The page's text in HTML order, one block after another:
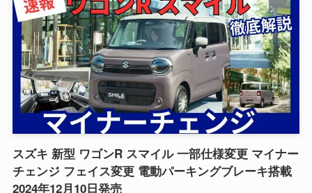
スズキ 新型 ワゴンR スマイル 一部仕様変更 マイナー
チェンジ フェイス変更 電動パーキングブレーキ搭載
2024年12月10日発売